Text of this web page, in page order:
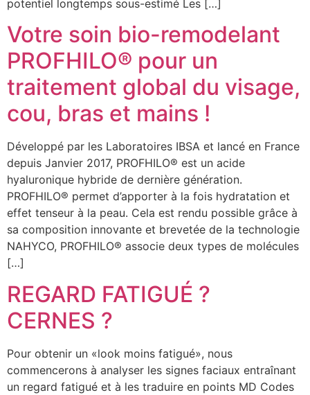
potentiel longtemps sous-estimé Les […]
Votre soin bio-remodelant
PROFHILO® pour un
traitement global du visage,
cou, bras et mains !
Développé par les Laboratoires IBSA et lancé en France
depuis Janvier 2017, PROFHILO® est un acide
hyaluronique hybride de dernière génération.
PROFHILO® permet d’apporter à la fois hydratation et
effet tenseur à la peau. Cela est rendu possible grâce à
sa composition innovante et brevetée de la technologie
NAHYCO, PROFHILO® associe deux types de molécules
[…]
REGARD FATIGUÉ ?
CERNES ?
Pour obtenir un «look moins fatigué», nous
commencerons à analyser les signes faciaux entraînant
un regard fatigué et à les traduire en points MD Codes